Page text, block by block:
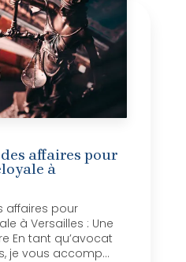
affaires pour
à
affaires pour
à Versailles : Une
En tant qu’avocat
je vous accomp...